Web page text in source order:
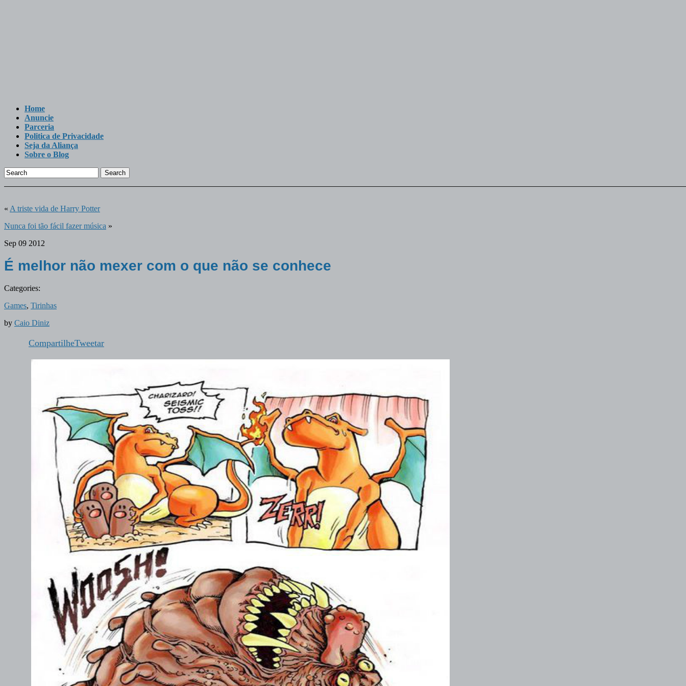
Home
Anuncie
Parceria
Politica de Privacidade
Seja da Aliança
Sobre o Blog
Search
« A triste vida de Harry Potter
Nunca foi tão fácil fazer música »
Sep 09 2012
É melhor não mexer com o que não se conhece
Categories:
Games, Tirinhas
by Caio Diniz
CompartilheTweetar